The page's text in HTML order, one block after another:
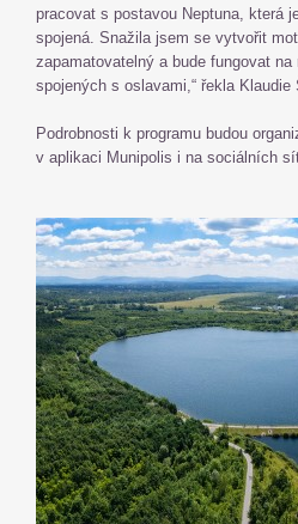
pracovat s postavou Neptuna, která
spojená. Snažila jsem se vytvořit
zapamatovatelný a bude fungovat
spojených s oslavami,“ řekla Klaudie
Podrobnosti k programu budou
v aplikaci Munipolis i na sociálních